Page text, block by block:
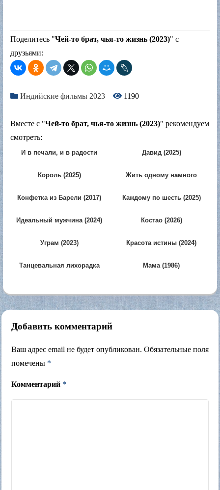
Поделитесь "Чей-то брат, чья-то жизнь (2023)" с
друзьями:
Индийские фильмы 2023 1190
Вместе с "Чей-то брат, чья-то жизнь (2023)" рекомендуем
смотреть:
И в печали, и в радости
Давид (2025)
Король (2025)
Жить одному намного
Конфетка из Барели (2017) Каждому по шесть (2025)
Идеальный мужчина (2024) Костао (2026)
Уграм (2023) Красота истины (2024)
Танцевальная лихорадка
Мама (1986)
Добавить комментарий
Ваш адрес email не будет опубликован. Обязательные поля
помечены *
Комментарий *